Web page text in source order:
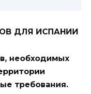
ДЛЯ ИСПАНИИ
необходимых
требования.